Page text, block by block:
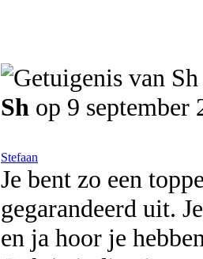
Sh op 9 september
Stefaan
Je bent zo een
gegarandeerd uit.
en ja hoor je